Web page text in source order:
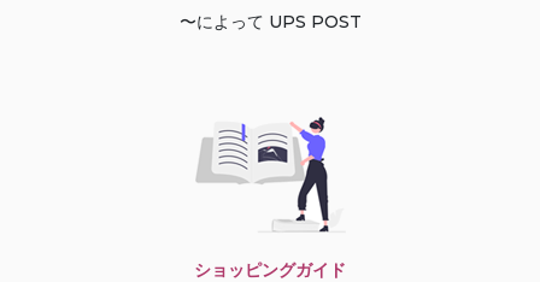
〜によって UPS POST
ショッピングガイド